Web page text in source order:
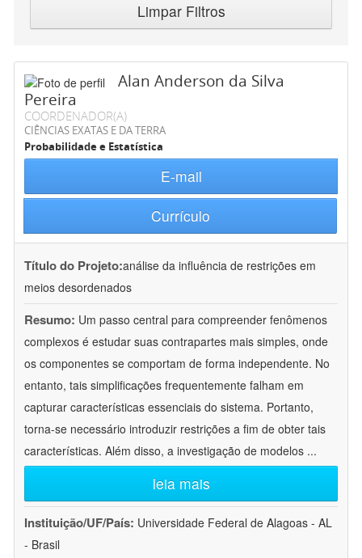
Limpar Filtros
Alan Anderson da Silva
Pereira
COORDENADOR(A)
CIÊNCIAS EXATAS E DA TERRA
Probabilidade e Estatística
E-mail
Currículo
Título do Projeto:análise da influência de restrições em
meios desordenados
Resumo: Um passo central para compreender fenômenos
complexos é estudar suas contrapartes mais simples, onde
os componentes se comportam de forma independente. No
entanto, tais simplificações frequentemente falham em
capturar características essenciais do sistema. Portanto,
torna-se necessário introduzir restrições a fim de obter tais
características. Além disso, a investigação de modelos ...
leia mais
Instituição/UF/País: Universidade Federal de Alagoas - AL
- Brasil